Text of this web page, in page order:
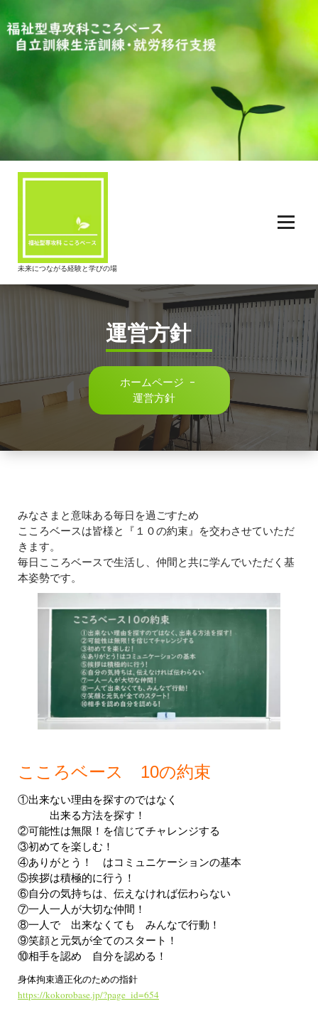
ン
テ
へ
ッ
プ
未来につながる経験と学びの場
運営方針
ホームページ -
運営方針
みなさまと意味ある毎日を過ごすため
こころベースは皆様と『１０の約束』を交わさせていただ
きます。
毎日こころベースで生活し、仲間と共に学んでいただく基
本姿勢です。
こころベース 10の約束
①出来ない理由を探すのではなく
出来る方法を探す！
②可能性は無限！を信じてチャレンジする
③初めてを楽しむ！
④ありがとう！ はコミュニケーションの基本
⑤挨拶は積極的に行う！
⑥自分の気持ちは、 伝えなければ伝わらない
⑦一人一人が大切な仲間！
⑧一人で 出来なくても みんなで行動！
⑨笑顔と元気が全てのスタート！
⑩相手を認め 自分を認める！
身体拘束適正化のための指針
https://kokorobase.jp/?page_id=654